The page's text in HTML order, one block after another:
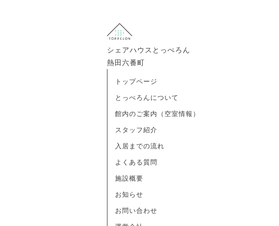
シェアハウスとっぺろん
熱田六番町
トップページ
とっぺろんについて
館内のご案内（空室情報）
スタッフ紹介
入居までの流れ
よくある質問
施設概要
お知らせ
お問い合わせ